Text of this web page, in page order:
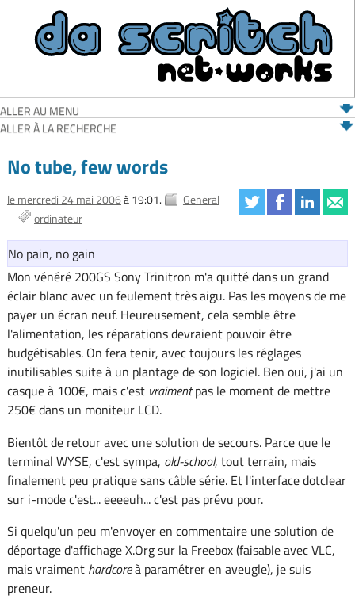
ALLER AU MENU
ALLER À LA RECHERCHE
No tube, few words
le mercredi 24 mai 2006à 19:01.
General
ordinateur
No pain, no gain
Mon vénéré 200GS Sony Trinitron m'a quitté dans un grand
éclair blanc avec un feulement très aigu. Pas les moyens de me
payer un écran neuf. Heureusement, cela semble être
l'alimentation, les réparations devraient pouvoir être
budgétisables. On fera tenir, avec toujours les réglages
inutilisables suite à un plantage de son logiciel. Ben oui, j'ai un
casque à 100€, mais c'est vraimentpas le moment de mettre
250€ dans un moniteur LCD.
Bientôt de retour avec une solution de secours. Parce que le
terminal WYSE, c'est sympa, old-school, tout terrain, mais
finalement peu pratique sans câble série. Et l'interface dotclear
sur i-mode c'est... eeeeuh... c'est pas prévu pour.
Si quelqu'un peu m'envoyer en commentaire une solution de
déportage d'affichage X.Org sur la Freebox (faisable avec VLC,
mais vraiment hardcoreà paramétrer en aveugle), je suis
preneur.